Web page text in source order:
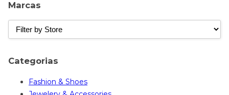
Marcas
Categorias
Fashion & Shoes